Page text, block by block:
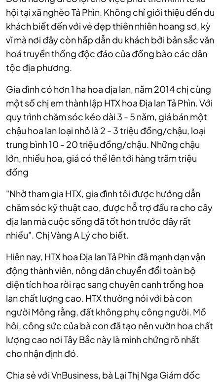
hội tại xã nghèo Tả Phìn. Không chỉ giới thiệu đến du
khách biết đến với vẻ đẹp thiên nhiên hoang sơ, kỳ
vĩ mà nơi đây còn hấp dẫn du khách bởi bản sắc văn
hoá truyền thống độc đáo của đồng bào các dân
tộc địa phương.
Gia đình có hơn 1 ha hoa địa lan, năm 2014 chị cùng
một số chị em thành lập HTX hoa Địa lan Tả Phìn. Với
quy trình chăm sóc kéo dài 3 - 5 năm, giá bán một
chậu hoa lan loại nhỏ là 2 - 3 triệu đồng/chậu, loại
trung bình 10 - 20 triệu đồng/chậu. Những chậu
lớn, nhiều hoa, giá có thể lên tới hàng trăm triệu
đồng
"Nhờ tham gia HTX, gia đình tôi được hướng dẫn
chăm sóc kỹ thuật cao, được hỗ trợ đầu ra cho cây
địa lan mà cuộc sống đã tốt hơn trước đây rất
nhiều". Chị Vàng A Lý cho biết.
Hiên nay, HTX hoa Địa lan Tả Phìn đã mạnh dạn vận
động thành viên, nông dân chuyển đổi toàn bộ
diện tích hoa rời rạc sang chuyên canh trồng hoa
lan chất lượng cao. HTX thường nói với bà con
người Mông rằng, đất không phụ công người. Mồ
hôi, công sức của bà con đã tạo nên vườn hoa chất
lượng cao nơi Tây Bắc này là minh chứng rõ nhất
cho nhận định đó.
Chia sẻ với VnBusiness, bà Lại Thị Nga Giám đốc